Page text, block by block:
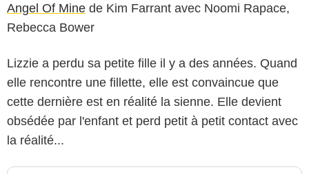
Angel Of Mine de Kim Farrant avec Noomi Rapace,
Rebecca Bower
Lizzie a perdu sa petite fille il y a des années. Quand
elle rencontre une fillette, elle est convaincue que
cette dernière est en réalité la sienne. Elle devient
obsédée par l'enfant et perd petit à petit contact avec
la réalité...